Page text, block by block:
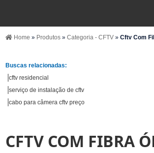
Home » Produtos»Categoria - CFTV»Cftv Com
Buscas relacionadas:
cftv residencial
serviço de instalação de cftv
cabo para câmera cftv preço
CFTV COM FIBRA